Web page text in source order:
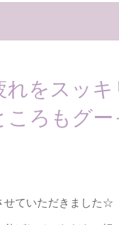
れをスッ
ころもグ
せていただきました☆